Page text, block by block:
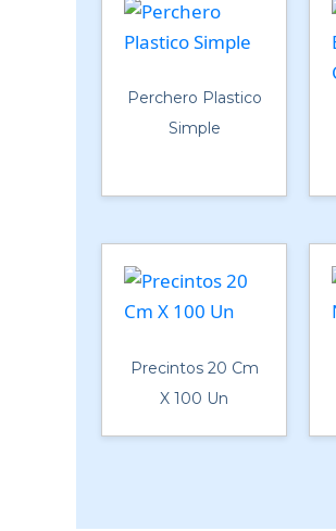
Perchero Plastico
Simple
Precintos 20 Cm
X 100 Un